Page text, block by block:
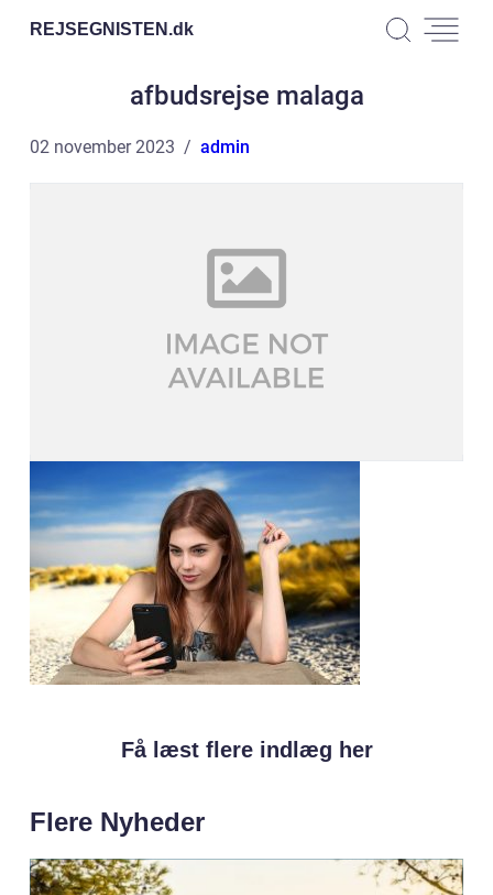
REJSEGNISTEN.dk
afbudsrejse malaga
02 november 2023 admin
Få læst flere indlæg her
Flere Nyheder